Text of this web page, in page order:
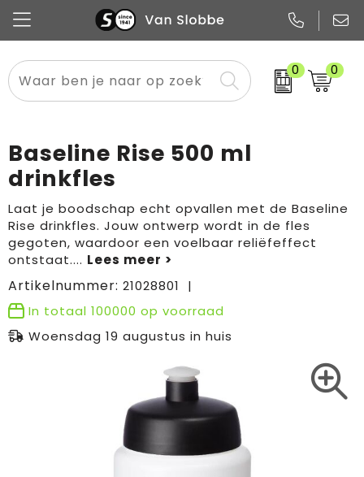
0 0
Alle categorieën
Snoep
Promo
Pennen
Notitieboekjes
Papier
Flessen
Glazen en karaffen
Merken
Meest gekozen
Sportkleding
Overig textiel
Boodschappen- en draagtassen
Sport & vrije tijd
Rugzakken
Baseline Rise 500 ml
drinkfles
Laat je boodschap echt opvallen met de Baseline
Rise drinkfles. Jouw ontwerp wordt in de fles
gegoten, waardoor een voelbaar reliëfeffect
ontstaat....
Artikelnummer: 21028801
In totaal 100000 op voorraad
Woensdag 19 augustus in huis